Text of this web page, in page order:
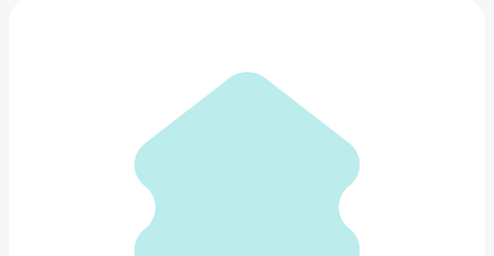
Спортивные брюки UNIQLO